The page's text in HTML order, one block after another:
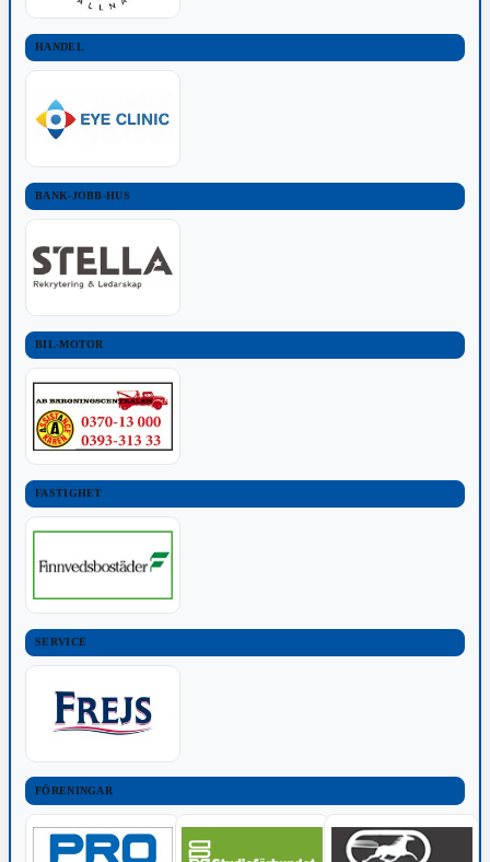
HANDEL
BANK-JOBB-HUS
BIL-MOTOR
FASTIGHET
SERVICE
FÖRENINGAR